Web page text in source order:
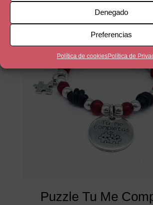
Denegado
Preferencias
Política de cookiesPolítica de
Puzzle Tu Me